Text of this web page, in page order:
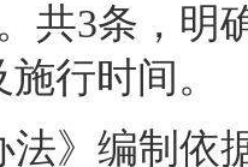
。 共3条 ， 明
行时间 。
法》编制依